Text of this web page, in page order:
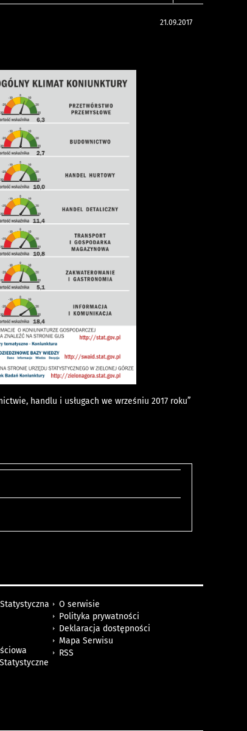
21.09.2017
handlu i usługach we wrześniu 2017 roku”
O serwisie
Polityka prywatności
Deklaracja dostępności
Mapa Serwisu
RSS